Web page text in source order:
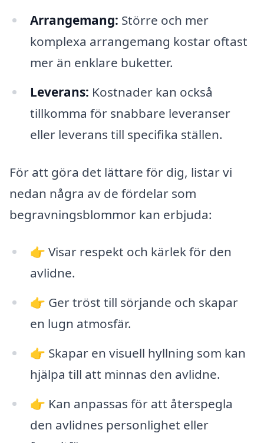
Arrangemang: Större och mer
komplexa arrangemang kostar oftast
mer än enklare buketter.
Leverans: Kostnader kan också
tillkomma för snabbare leveranser
eller leverans till specifika ställen.
För att göra det lättare för dig, listar vi
nedan några av de fördelar som
begravningsblommor kan erbjuda:
👉 Visar respekt och kärlek för den
avlidne.
👉 Ger tröst till sörjande och skapar
en lugn atmosfär.
👉 Skapar en visuell hyllning som kan
hjälpa till att minnas den avlidne.
👉 Kan anpassas för att återspegla
den avlidnes personlighet eller